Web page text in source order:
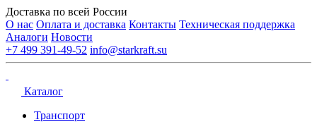
Доставка по всей России
О нас Оплата и доставка Контакты Техническая поддержка
Аналоги Новости
+7 499 391-49-52 info@starkraft.su
Каталог
Транспорт